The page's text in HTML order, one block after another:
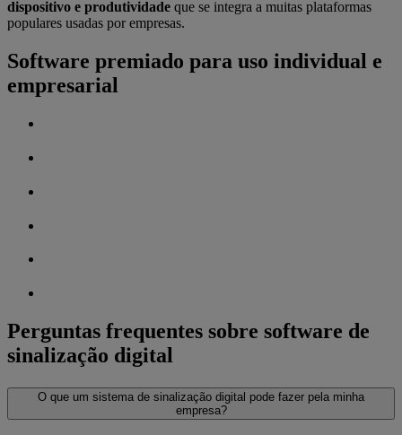
dispositivo e produtividade que se integra a muitas plataformas
populares usadas por empresas.
Software premiado para uso individual e
empresarial
Perguntas frequentes sobre software de
sinalização digital
O que um sistema de sinalização digital pode fazer pela minha
empresa?